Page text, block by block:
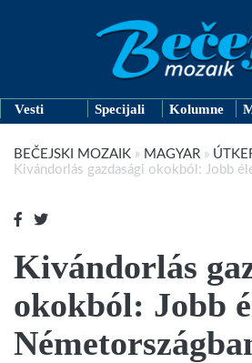
Vesti Specijali Kolumne
BEČEJSKI MOZAIK » MAGYAR »
Kivándorlás gazdasági okokból: Jobb
Kivándorlás
okokból: Jobb